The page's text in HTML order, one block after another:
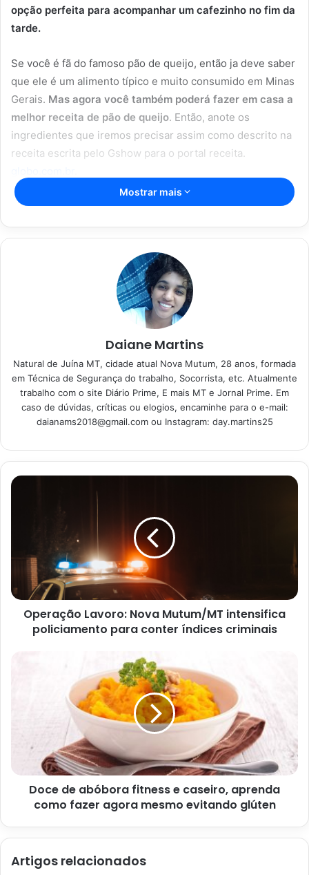
opção perfeita para acompanhar um cafezinho no fim da
tarde.
Se você é fã do famoso pão de queijo, então ja deve saber
que ele é um alimento típico e muito consumido em Minas
Gerais. Mas agora você também poderá fazer em casa a
melhor receita de pão de queijo. Então, anote os
ingredientes que iremos precisar assim como descrito na
receita escrita pelo Gshow para o portal receita.
Artigos relacionados
O prato que vai conquistar o seu
paladar: macarrão com creme de
batata
16/06/2023
certa para um almoço ou jantar
prático e cheio de sabor
15/06/2023
Como fazer pão de queijo com polvilho azedoe creme de leite –
Ingrediente para fazer pão de
queijo com polvilho azedo e
creme de leite
500g de polvilho azedo;
2 ovos;
1 xícara de creme de leite;
1 xícara de queijo meia cura ralado;
Mostrar mais
Daiane Martins
Natural de Juína MT, cidade atual Nova Mutum, 28 anos, formada
em Técnica de Segurança do trabalho, Socorrista, etc. Atualmente
trabalho com o site Diário Prime, E mais MT e Jornal Prime. Em
caso de dúvidas, críticas ou elogios, encaminhe para o e-mail:
daianams2018@gmail.comou Instagram: day.martins25
Operação Lavoro: Nova Mutum/MT intensifica
policiamento para conter índices criminais
Doce de abóbora fitness e caseiro, aprenda
como fazer agora mesmo evitando glúten
Artigos relacionados